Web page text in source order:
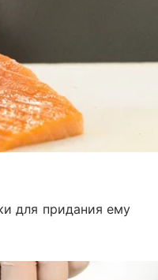
для придания ему